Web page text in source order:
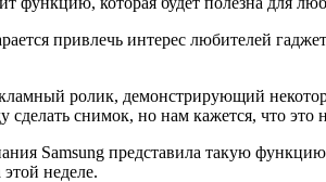
привлечь интерес любителей
ролик, демонстрирующий
снимок, но нам кажется, что это
Samsung представила такую
неделе.